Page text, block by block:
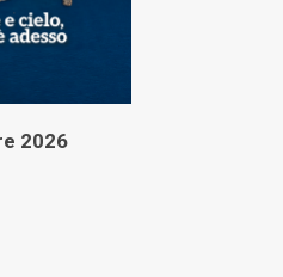
2026